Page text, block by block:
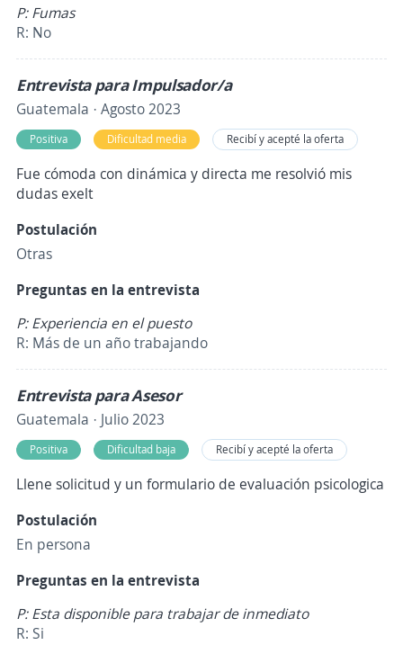
P: Fumas
R: No
Entrevista para Impulsador/a
Guatemala · Agosto 2023
Positiva Dificultad media Recibí y acepté la oferta
Fue cómoda con dinámica y directa me resolvió mis
dudas exelt
Postulación
Otras
Preguntas en la entrevista
P: Experiencia en el puesto
R: Más de un año trabajando
Entrevista para Asesor
Guatemala · Julio 2023
Positiva Dificultad baja Recibí y acepté la oferta
Llene solicitud y un formulario de evaluación psicologica
Postulación
En persona
Preguntas en la entrevista
P: Esta disponible para trabajar de inmediato
R: Si